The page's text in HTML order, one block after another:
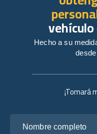
¡Tomará
Hecho a su